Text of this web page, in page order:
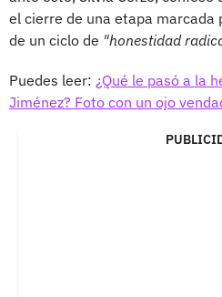
el cierre de una etapa
de un ciclo de "honestidad
Puedes leer: ¿Qué le pasó a la
Jiménez? Foto con un ojo